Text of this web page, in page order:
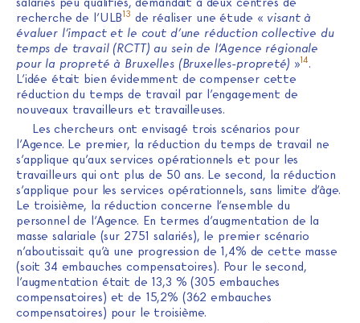
recherche de l’ULB13 de réaliser une étude « visant à
évaluer l’impact et le cout d’une réduction collective du
temps de travail (RCTT) au sein de l’Agence régionale
pour la propreté à Bruxelles (Bruxelles-propreté) »14.
L’idée était bien évidemment de compenser cette
réduction du temps de travail par l’engagement de
nouveaux travailleurs et travailleuses.
Les chercheurs ont envisagé trois scénarios pour
l’Agence. Le premier, la réduction du temps de travail ne
s’applique qu’aux services opérationnels et pour les
travailleurs qui ont plus de 50 ans. Le second, la réduction
s’applique pour les services opérationnels, sans limite d’âge.
Le troisième, la réduction concerne l’ensemble du
personnel de l’Agence. En termes d’augmentation de la
masse salariale (sur 2751 salariés), le premier scénario
n’aboutissait qu’à une progression de 1,4% de cette masse
(soit 34 embauches compensatoires). Pour le second,
l’augmentation était de 13,3 % (305 embauches
compensatoires) et de 15,2% (362 embauches
compensatoires) pour le troisième.